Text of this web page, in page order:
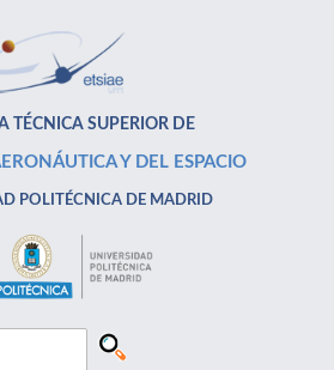
TÉCNICA SUPERIOR DE
Y DEL ESPACIO
POLITÉCNICA DE MADRID